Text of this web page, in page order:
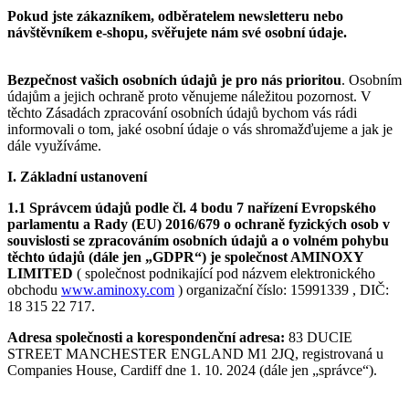
Pokud jste zákazníkem, odběratelem newsletteru nebo
návštěvníkem e-shopu, svěřujete nám své osobní údaje.
Bezpečnost vašich osobních údajů je pro nás prioritou. Osobním
údajům a jejich ochraně proto věnujeme náležitou pozornost. V
těchto Zásadách zpracování osobních údajů bychom vás rádi
informovali o tom, jaké osobní údaje o vás shromažďujeme a jak je
dále využíváme.
I. Základní ustanovení
1.1 Správcem údajů podle čl. 4 bodu 7 nařízení Evropského
parlamentu a Rady (EU) 2016/679 o ochraně fyzických osob v
souvislosti se zpracováním osobních údajů a o volném pohybu
těchto údajů (dále jen „GDPR“) je společnost AMINOXY
LIMITED ( společnost podnikající pod názvem elektronického
obchodu www.aminoxy.com ) organizační číslo: 15991339 , DIČ:
18 315 22 717.
Adresa společnosti a korespondenční adresa: 83 DUCIE
STREET MANCHESTER ENGLAND M1 2JQ, registrovaná u
Companies House, Cardiff dne 1. 10. 2024 (dále jen „správce“).